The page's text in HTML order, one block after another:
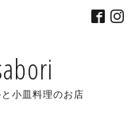
小皿料理のお店